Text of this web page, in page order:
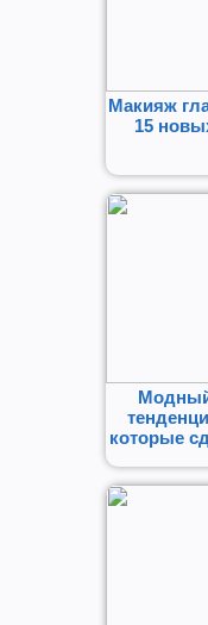
Макияж
15
которые